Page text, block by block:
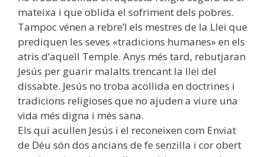
mateixa i que oblida el sofriment dels pobres.
Tampoc vénen a rebre’l els mestres de la Llei que
prediquen les seves «tradicions humanes» en els
atris d’aquell Temple. Anys més tard, rebutjaran
Jesús per guarir malalts trencant la llei del
dissabte. Jesús no troba acollida en doctrines i
tradicions religioses que no ajuden a viure una
vida més digna i més sana.
Els qui acullen Jesús i el reconeixen com Enviat
de Déu són dos ancians de fe senzilla i cor obert